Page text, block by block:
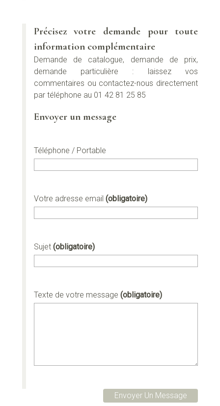
Précisez votre demande pour toute
information complémentaire
Demande de catalogue, demande de prix,
demande particulière : laissez vos
commentaires ou contactez-nous directement
par téléphone au 01 42 81 25 85
Envoyer un message
Téléphone / Portable
Votre adresse email (obligatoire)
Sujet (obligatoire)
Texte de votre message (obligatoire)